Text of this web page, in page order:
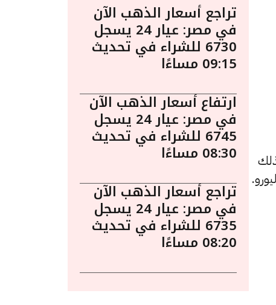
تراجع أسعار الذهب الآن
في مصر: عيار 24 يسجل
6730 للشراء في تحديث
09:15 مساءًا
ارتفاع أسعار الذهب الآن
في مصر: عيار 24 يسجل
6745 للشراء في تحديث
08:30 مساءًا
تراجع أسعار الذهب الآن
في مصر: عيار 24 يسجل
6735 للشراء في تحديث
08:20 مساءًا